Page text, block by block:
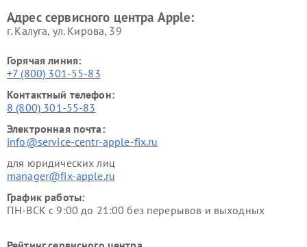
Адрес сервисного центра Apple:
г. Калуга, ул. Кирова, 39
Горячая линия:
+7 (800) 301-55-83
Контактный телефон:
8 (800) 301-55-83
Электронная почта:
info@service-centr-apple-fix.ru
для юридических лиц
manager@fix-apple.ru
График работы:
ПН-ВСК с 9:00 до 21:00 без перерывов и выходных